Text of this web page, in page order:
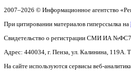
2007–2026 © Информационное агентство
При цитировании материалов гиперссылка на
Свидетельство о регистрации СМИ ИА
Адрес: 440034, г. Пенза, ул. Калинина, 119А.
На сайте используются сервисы веб-